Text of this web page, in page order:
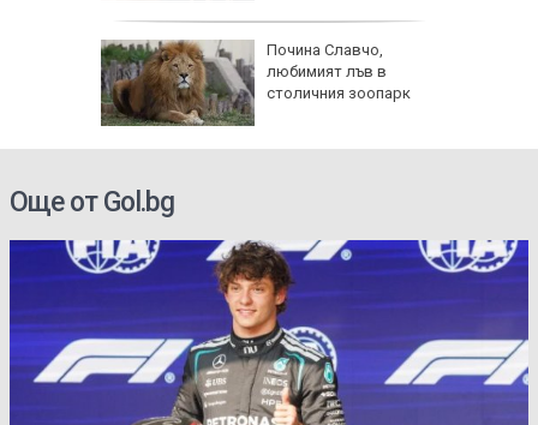
Почина Славчо,
любимият лъв в
столичния зоопарк
Още от Gol.bg